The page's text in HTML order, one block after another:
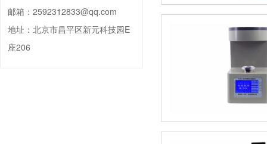
邮箱： 2592312833@qq.com
地址： 北京市昌平区新元科技园E
座206